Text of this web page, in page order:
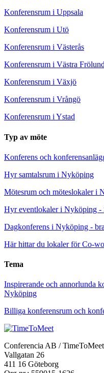
Konferensrum i Uppsala
Konferensrum i Utö
Konferensrum i Västerås
Konferensrum i Västra
Konferensrum i Växjö
Konferensrum i Vrångö
Konferensrum i Ystad
Typ av möte
Konferens och
Hyr samtalsrum i Nyköping
Mötesrum och möteslokaler i
Hyr eventlokaler i Nyköping -
Dagkonferens i Nyköping -
Här hittar du lokaler för Co-
Tema
Inspirerande och annorlunda
Nyköping
Billiga konferensrum och
Conferencia AB / TimeToMeet
Vallgatan 26
411 16 Göteborg